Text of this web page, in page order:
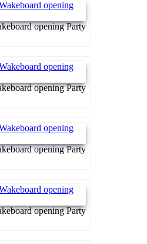
opening Party
opening Party
opening Party
opening Party